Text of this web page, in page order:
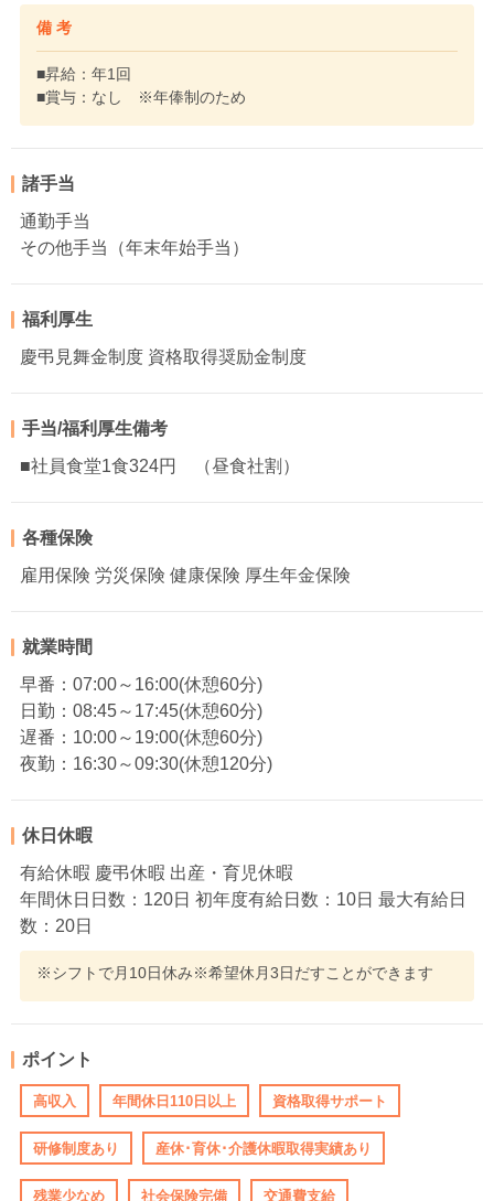
備 考
■昇給：年1回
■賞与：なし ※年俸制のため
諸手当
通勤手当
その他手当（年末年始手当）
福利厚生
慶弔見舞金制度 資格取得奨励金制度
手当/福利厚生備考
■社員食堂1食324円 （昼食社割）
各種保険
雇用保険 労災保険 健康保険 厚生年金保険
就業時間
早番：07:00～16:00(休憩60分)
日勤：08:45～17:45(休憩60分)
遅番：10:00～19:00(休憩60分)
夜勤：16:30～09:30(休憩120分)
休日休暇
有給休暇 慶弔休暇 出産・育児休暇
年間休日日数：120日 初年度有給日数：10日 最大有給日
数：20日
※シフトで月10日休み※希望休月3日だすことができます
ポイント
高収入 年間休日110日以上 資格取得サポート
研修制度あり 産休･育休･介護休暇取得実績あり
残業少なめ 社会保険完備 交通費支給